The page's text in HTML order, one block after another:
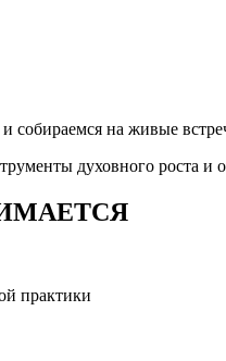
на живые
духовного роста и
практики